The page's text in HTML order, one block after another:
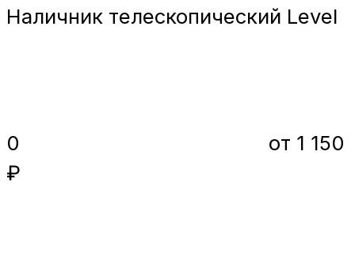
Наличник телескопический Level
0
от 1 150
₽